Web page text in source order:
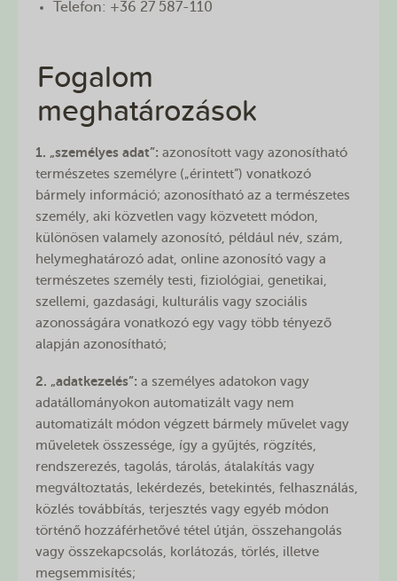
Telefon: +36 27 587-110
Fogalom
meghatározások
1. „személyes adat”: azonosított vagy azonosítható
természetes személyre („érintett”) vonatkozó
bármely információ; azonosítható az a természetes
személy, aki közvetlen vagy közvetett módon,
különösen valamely azonosító, például név, szám,
helymeghatározó adat, online azonosító vagy a
természetes személy testi, fiziológiai, genetikai,
szellemi, gazdasági, kulturális vagy szociális
azonosságára vonatkozó egy vagy több tényező
alapján azonosítható;
2. „adatkezelés”: a személyes adatokon vagy
adatállományokon automatizált vagy nem
automatizált módon végzett bármely művelet vagy
műveletek összessége, így a gyűjtés, rögzítés,
rendszerezés, tagolás, tárolás, átalakítás vagy
megváltoztatás, lekérdezés, betekintés, felhasználás,
közlés továbbítás, terjesztés vagy egyéb módon
történő hozzáférhetővé tétel útján, összehangolás
vagy összekapcsolás, korlátozás, törlés, illetve
megsemmisítés;